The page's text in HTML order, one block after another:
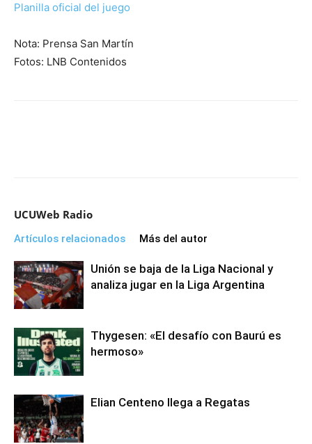
Planilla oficial del juego
Nota: Prensa San Martín
Fotos: LNB Contenidos
UCUWeb Radio
Artículos relacionados Más del autor
Unión se baja de la Liga Nacional y
analiza jugar en la Liga Argentina
Thygesen: «El desafío con Baurú es
hermoso»
Elian Centeno llega a Regatas